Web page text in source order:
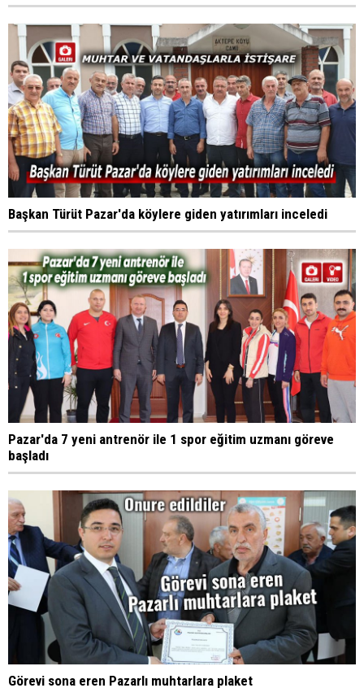
Başkan Türüt Pazar'da köylere giden yatırımları inceledi
Pazar'da 7 yeni antrenör ile 1 spor eğitim uzmanı göreve
başladı
Görevi sona eren Pazarlı muhtarlara plaket